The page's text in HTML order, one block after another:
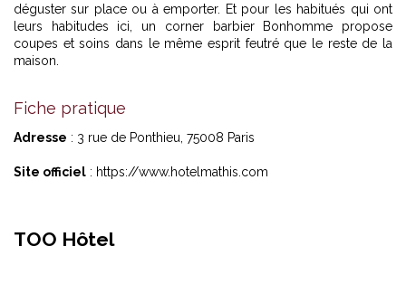
déguster sur place ou à emporter. Et pour les habitués qui ont
leurs habitudes ici, un corner barbier Bonhomme propose
coupes et soins dans le même esprit feutré que le reste de la
maison.
Fiche pratique
Adresse : 3 rue de Ponthieu, 75008 Paris
Site officiel : https://www.hotelmathis.com
TOO Hôtel